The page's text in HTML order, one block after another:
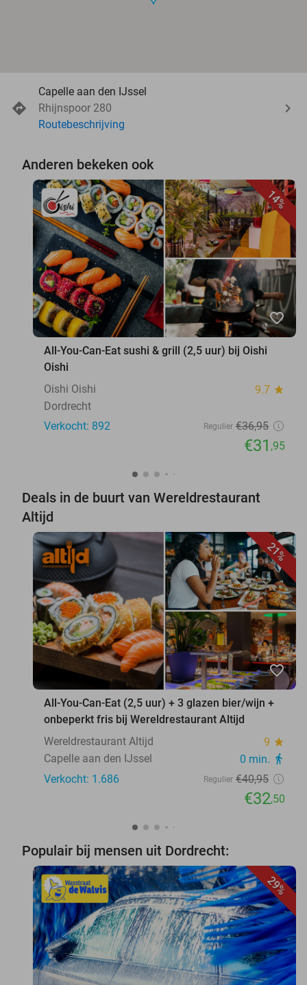
Capelle aan den IJssel
Rhijnspoor 280
Routebeschrijving
Anderen bekeken ook
14%
favorite_border
All-You-Can-Eat sushi & grill (2,5 uur) bij Oishi
Oishi
Oishi Oishi
9.7 star
Dordrecht
Verkocht: 892
Regulier €36,95
€31 ,95
Deals in de buurt van Wereldrestaurant
Altijd
21%
favorite_border
All-You-Can-Eat (2,5 uur) + 3 glazen bier/wijn +
onbeperkt fris bij Wereldrestaurant Altijd
Wereldrestaurant Altijd
9 star
Capelle aan den IJssel 0 min. directions_walk
Verkocht: 1.686 Regulier €40,95
€32,50
Populair bij mensen uit Dordrecht:
29%